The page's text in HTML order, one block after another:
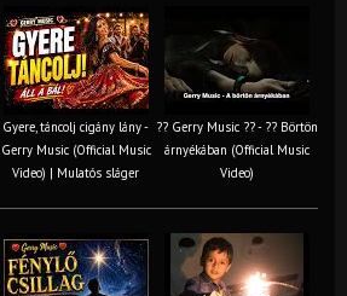
Gyere, táncolj cigány lány -
Gerry Music (Official Music
Video) | Mulatós sláger
?? Gerry Music ?? - ?? Börtön
árnyékában (Official Music
Video)